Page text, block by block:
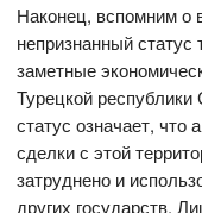
Наконец, вспомним о
непризнанный статус
заметные
Турецкой
статус означает, что
сделки с этой
затруднено и
других государств.